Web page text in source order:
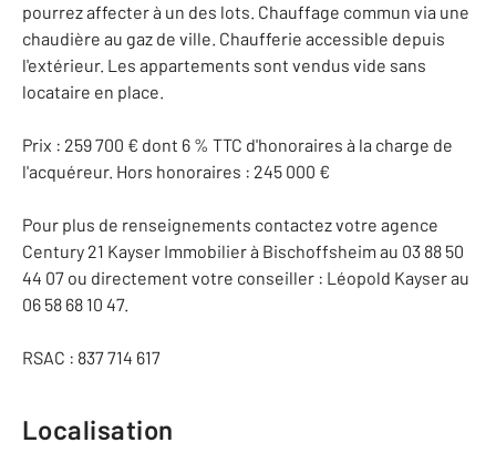
pourrez affecter à un des lots. Chauffage commun via une
chaudière au gaz de ville. Chaufferie accessible depuis
l'extérieur. Les appartements sont vendus vide sans
locataire en place.
Prix : 259 700 € dont 6 % TTC d'honoraires à la charge de
l'acquéreur. Hors honoraires : 245 000 €
Pour plus de renseignements contactez votre agence
Century 21 Kayser Immobilier à Bischoffsheim au 03 88 50
44 07 ou directement votre conseiller : Léopold Kayser au
06 58 68 10 47.
RSAC : 837 714 617
Localisation